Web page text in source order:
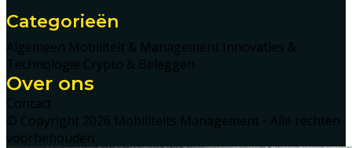
Categorieën
Algemeen Mobiliteit & Management Innovaties &
Technologie Crypto & Beleggen
Over ons
Contact
© Copyright 2026 Mobiliteits Management - Alle rechten
voorbehouden